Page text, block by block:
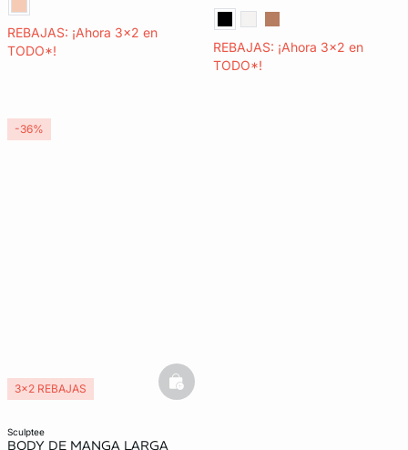
REBAJAS: ¡Ahora 3x2 en
TODO*!
REBAJAS: ¡Ahora 3x2 en
TODO*!
sculptee
BODY DE MANGA LARGA
3x2 REBAJAS basketfull
-36%